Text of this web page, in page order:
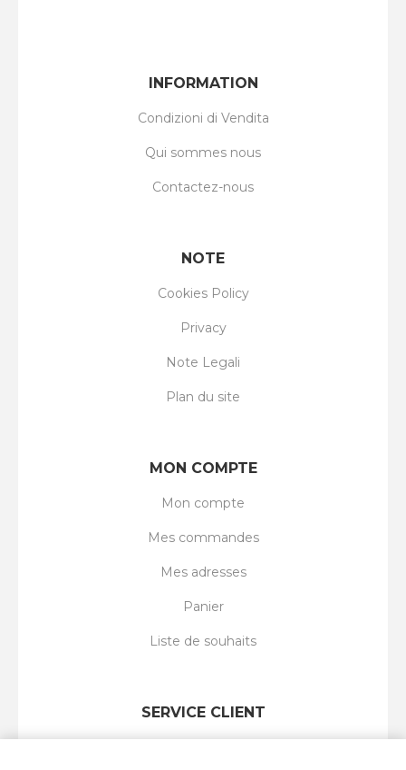
INFORMATION
Condizioni di Vendita
Qui sommes nous
Contactez-nous
NOTE
Cookies Policy
Privacy
Note Legali
Plan du site
MON COMPTE
Mon compte
Mes commandes
Mes adresses
Panier
Liste de souhaits
SERVICE CLIENT